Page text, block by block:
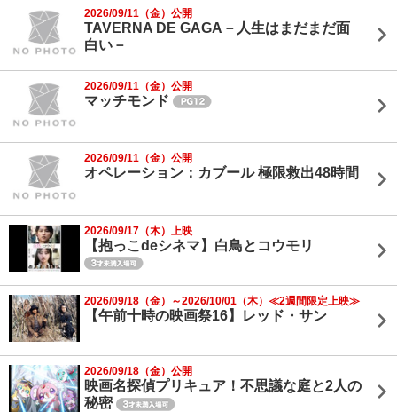
2026/09/11（金）公開
TAVERNA DE GAGA－人生はまだまだ面
白い－
2026/09/11（金）公開
マッチモンド
2026/09/11（金）公開
オペレーション：カブール 極限救出48時間
2026/09/17（木）上映
【抱っこdeシネマ】白鳥とコウモリ
2026/09/18（金）～2026/10/01（木）≪2週間限定上映≫
【午前十時の映画祭16】レッド・サン
2026/09/18（金）公開
映画名探偵プリキュア！不思議な庭と2人の
秘密